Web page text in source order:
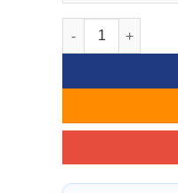
Ghế Bập Bênh